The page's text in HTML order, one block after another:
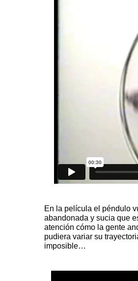
En la película el péndulo
abandonada y sucia que
atención cómo la gente
pudiera variar su
imposible…